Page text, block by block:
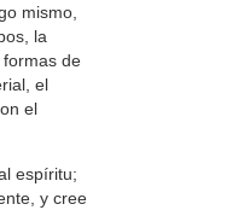
mismo,
la
de
el
el
espíritu;
y cree